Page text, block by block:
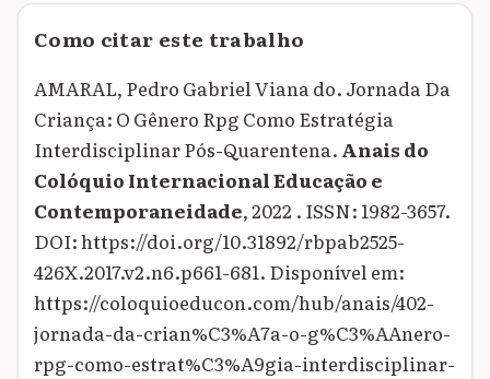
Como citar este trabalho
AMARAL, Pedro Gabriel Viana do. Jornada Da
Criança: O Gênero Rpg Como Estratégia
Interdisciplinar Pós-Quarentena. Anais do
Colóquio Internacional Educação e
Contemporaneidade, 2022 . ISSN: 1982-3657.
DOI: https://doi.org/10.31892/rbpab2525-
426X.2017.v2.n6.p661-681. Disponível em:
https://coloquioeducon.com/hub/anais/402-
jornada-da-crian%C3%A7a-o-g%C3%AAnero-
rpg-como-estrat%C3%A9gia-interdisciplinar-